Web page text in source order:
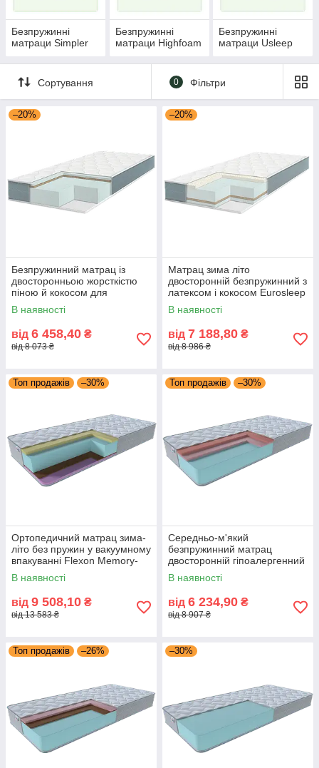
Безпружинні
матраци Simpler
Безпружинні
матраци Highfoam
Безпружинні
матраци Usleep
Сортування 0 Фільтри
–20%
Безпружинний матрац із
двосторонньою жорсткістю
піною й кокосом для
щоденного сну Eurosleep
Pulson Bio Cocos
В наявності
від 6 458,40 ₴
від 8 073 ₴
–20%
Матрац зима літо
двосторонній безпружинний з
латексом і кокосом Eurosleep
Pulson Elit Latex Cocos
В наявності
від 7 188,80 ₴
від 8 986 ₴
Топ продажів –30%
Ортопедичний матрац зима-
літо без пружин у вакуумному
впакуванні Flexon Memory-
Cocos About Flexi Eurosleep
h-23
В наявності
від 9 508,10 ₴
від 13 583 ₴
Топ продажів –30%
Середньо-м'який
безпружинний матрац
двосторонній гіпоалергенний
висотою 23 см Flexon
Soft About Flexi Eurosleep
В наявності
від 6 234,90 ₴
від 8 907 ₴
Топ продажів –26% –30%